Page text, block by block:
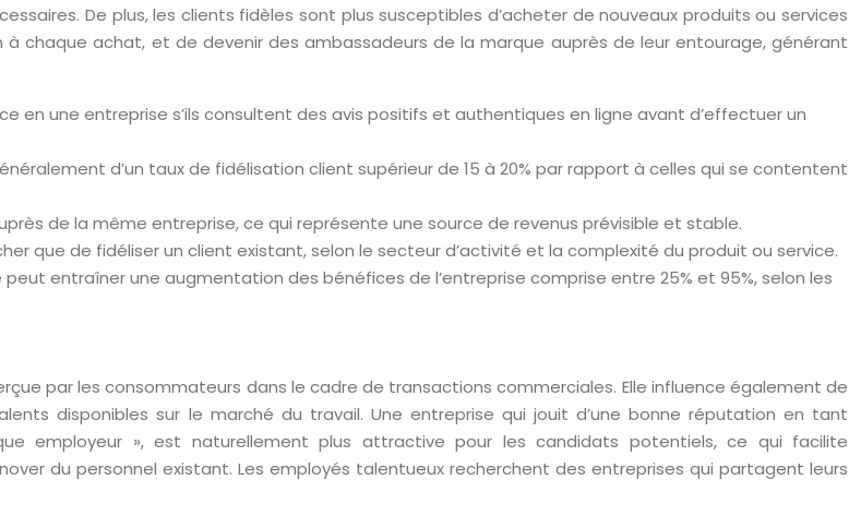
De plus, les clients fidèles sont plus susceptibles d’acheter de nouveaux produits ou services
chaque achat, et de devenir des ambassadeurs de la marque auprès de leur entourage, générant
en une entreprise s’ils consultent des avis positifs et authentiques en ligne avant d’effectuer un
d’un taux de fidélisation client supérieur de 15 à 20% par rapport à celles qui se contentent
de la même entreprise, ce qui représente une source de revenus prévisible et stable.
que de fidéliser un client existant, selon le secteur d’activité et la complexité du produit ou service.
entraîner une augmentation des bénéfices de l’entreprise comprise entre 25% et 95%, selon les
par les consommateurs dans le cadre de transactions commerciales. Elle influence également de
disponibles sur le marché du travail. Une entreprise qui jouit d’une bonne réputation en tant
employeur », est naturellement plus attractive pour les candidats potentiels, ce qui facilite
du personnel existant. Les employés talentueux recherchent des entreprises qui partagent leurs